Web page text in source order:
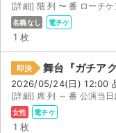
[詳細] 階 列 〜 番 ローチ
名義なし 電チケ
1 枚
即決 舞台『ガチア
2026/05/24(日) 12:00
[詳細] 席 列 ～ 番 公演当日
女性 電チケ
1 枚